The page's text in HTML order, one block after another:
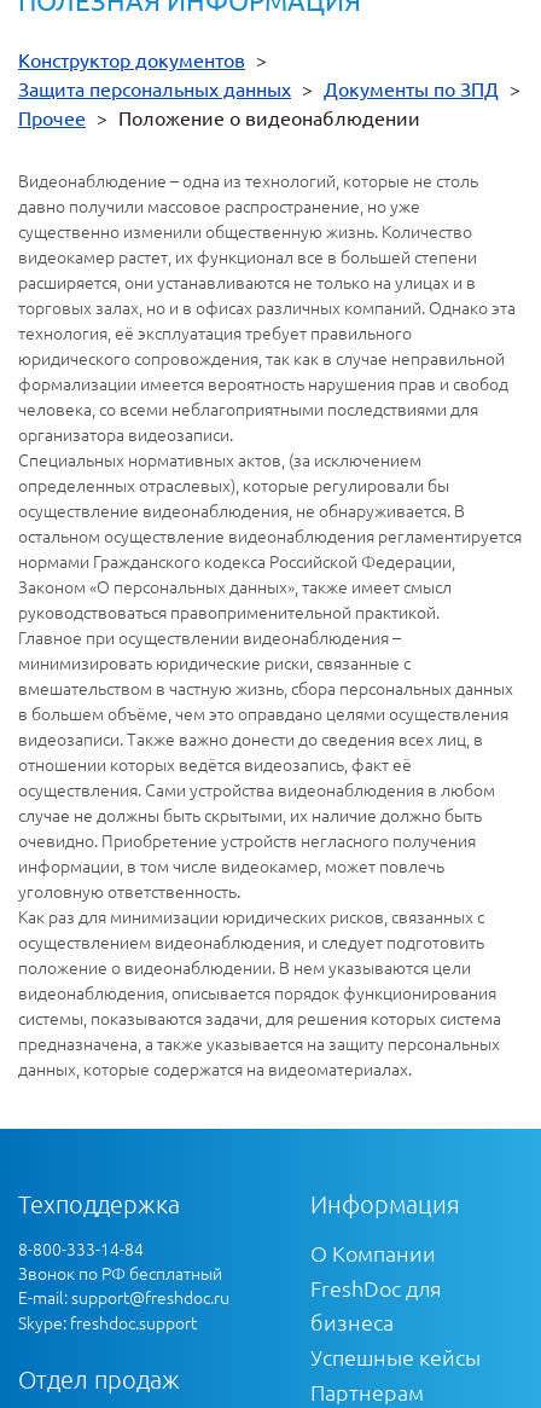
Конструктор документов >
Защита персональных данных > Документы по ЗПД >
Прочее > Положение о видеонаблюдении
Видеонаблюдение – одна из технологий, которые не столь
давно получили массовое распространение, но уже
существенно изменили общественную жизнь. Количество
видеокамер растет, их функционал все в большей степени
расширяется, они устанавливаются не только на улицах и в
торговых залах, но и в офисах различных компаний. Однако эта
технология, её эксплуатация требует правильного
юридического сопровождения, так как в случае неправильной
формализации имеется вероятность нарушения прав и свобод
человека, со всеми неблагоприятными последствиями для
организатора видеозаписи.
Специальных нормативных актов, (за исключением
определенных отраслевых), которые регулировали бы
осуществление видеонаблюдения, не обнаруживается. В
остальном осуществление видеонаблюдения регламентируется
нормами Гражданского кодекса Российской Федерации,
Законом «О персональных данных», также имеет смысл
руководствоваться правоприменительной практикой.
Главное при осуществлении видеонаблюдения –
минимизировать юридические риски, связанные с
вмешательством в частную жизнь, сбора персональных данных
в большем объёме, чем это оправдано целями осуществления
видеозаписи. Также важно донести до сведения всех лиц, в
отношении которых ведётся видеозапись, факт её
осуществления. Сами устройства видеонаблюдения в любом
случае не должны быть скрытыми, их наличие должно быть
очевидно. Приобретение устройств негласного получения
информации, в том числе видеокамер, может повлечь
уголовную ответственность.
Как раз для минимизации юридических рисков, связанных с
осуществлением видеонаблюдения, и следует подготовить
положение о видеонаблюдении. В нем указываются цели
видеонаблюдения, описывается порядок функционирования
системы, показываются задачи, для решения которых система
предназначена, а также указывается на защиту персональных
данных, которые содержатся на видеоматериалах.
Техподдержка
8-800-333-14-84
Звонок по РФ бесплатный
E-mail:support@freshdoc.ru
Skype: freshdoc.support
Отдел продаж
Информация
О Компании
FreshDoc для
бизнеса
Успешные кейсы
Партнерам